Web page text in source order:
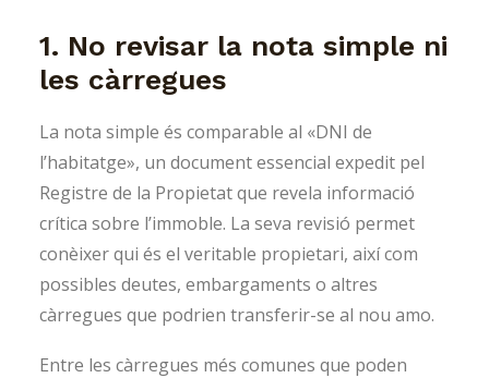
1. No revisar la nota simple ni
les càrregues
La nota simple és comparable al «DNI de
l’habitatge», un document essencial expedit pel
Registre de la Propietat que revela informació
crítica sobre l’immoble. La seva revisió permet
conèixer qui és el veritable propietari, així com
possibles deutes, embargaments o altres
càrregues que podrien transferir-se al nou amo.
Entre les càrregues més comunes que poden